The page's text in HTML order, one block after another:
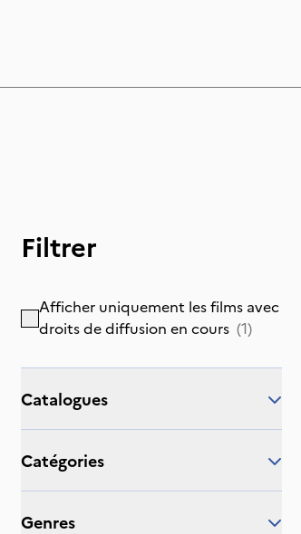
Filtrer
Afficher uniquement les films avec
droits de diffusion en cours (1)
catalogues
catégories
genres